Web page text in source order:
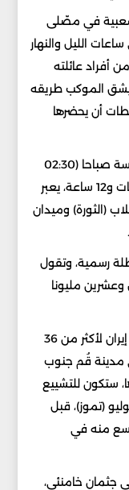
في مصّلى
الليل والنهار
أفراد عائلته
(شباط)، يشق الموكب طريقه
أن يحضرها
ومن المقرر أن ينطلق الموكب عند السادسة صباحا (02:30
بتوقيت غرينتش)، ويستمر لما بين 10 ساعات و12 ساعة، يعبر
(الثورة) وميدان
رسمية، وتقول
مليون شخص وعشرين مليونا
إلا أن الموكب الجنائزي لخامنئي الذي قاد إيران لأكثر من 36
مدينة قُم جنوب
ستكون للتشييع
(تموز)، قبل
منه في
جثمان خامنئي،